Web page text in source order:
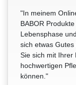
"In meinem
BABOR
Lebensphase
sich etwas
Sie sich mit Ihrer
hochwertigen
können."